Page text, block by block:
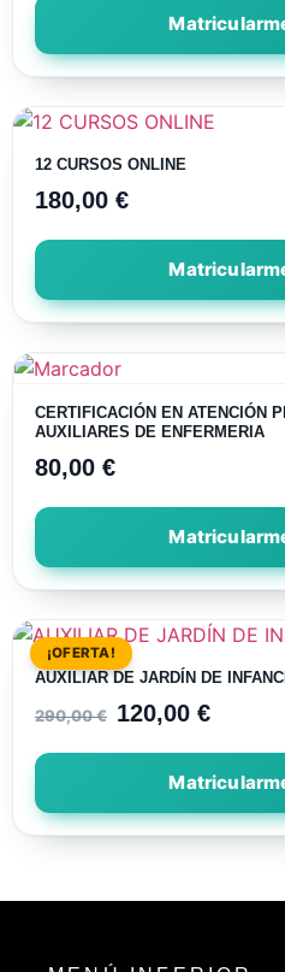
12 CURSOS ONLINE
180,00 €
CERTIFICACIÓN EN ATENCIÓN
AUXILIARES DE ENFERMERIA
80,00 €
¡OFERTA!
AUXILIAR DE JARDÍN DE
290,00€ 120,00 €